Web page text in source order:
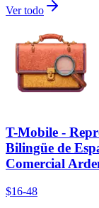
Ver todo
T-Mobile -
Bilingüe de
Comercial
$16-48